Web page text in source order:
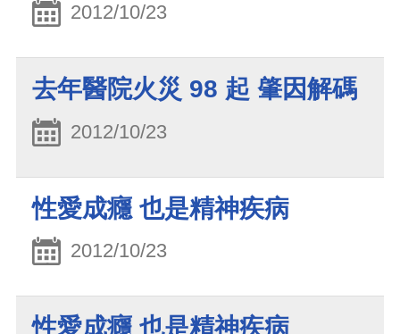
2012/10/23
去年醫院火災 98 起 肇因解碼
2012/10/23
性愛成癮 也是精神疾病
2012/10/23
性愛成癮 也是精神疾病